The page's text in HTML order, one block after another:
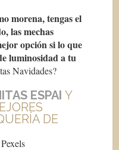
morena, tengas el
las mechas
opción si lo que
luminosidad a tu
Navidades?
ESPAI Y
DE